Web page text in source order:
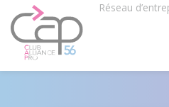
au
contenu
principal
Réseau